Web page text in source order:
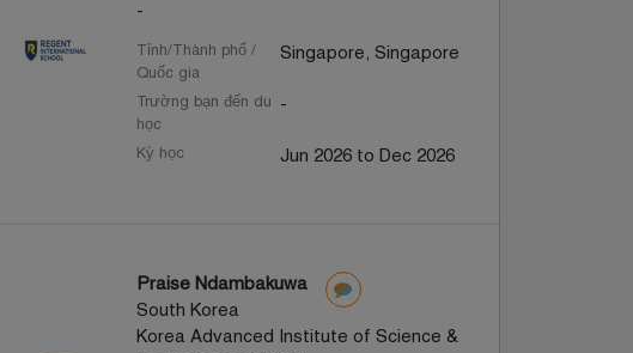
-
Tỉnh/Thành phố /
Quốc gia
Singapore, Singapore
Trường bạn đến du
học
-
Kỳ học Jun 2026 to Dec 2026
Praise Ndambakuwa
South Korea
Korea Advanced Institute of Science &